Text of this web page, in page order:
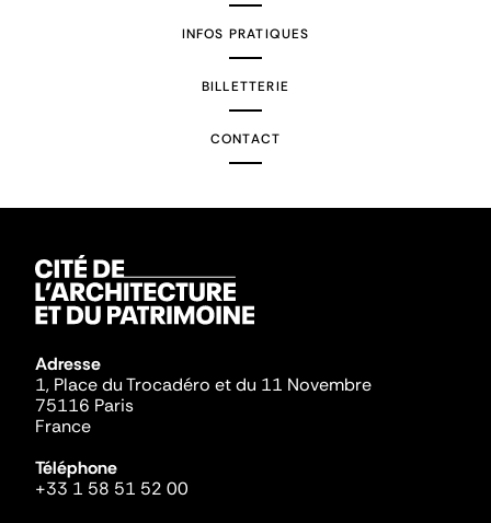
INFOS PRATIQUES
BILLETTERIE
CONTACT
Adresse
1, Place du Trocadéro et du 11 Novembre
75116 Paris
France
Téléphone
+33 1 58 51 52 00